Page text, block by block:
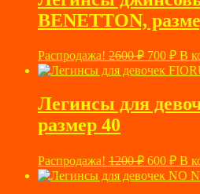
BENETTON,
Распродажа! 2600₽
цена
700 ₽ В
Легинсы для
размер 40
Распродажа! 1200₽
цена
600 ₽ В